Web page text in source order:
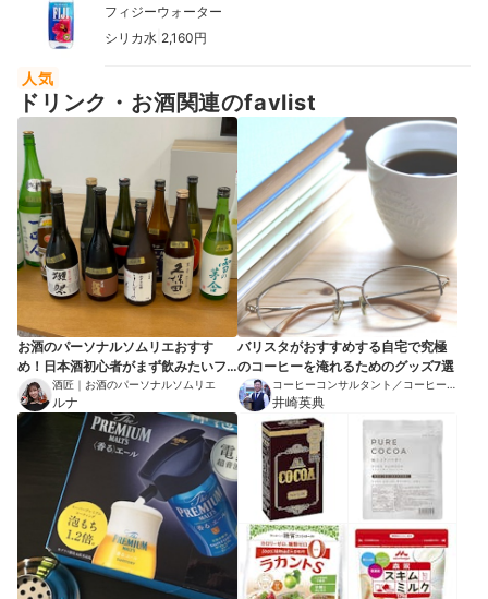
フィジーウォーター
シリカ水 2,160円
人気
ドリンク・お酒関連のfavlist
お酒のパーソナルソムリエおすす
め！日本酒初心者がまず飲みたいフ
ルーティな日本酒
酒匠｜お酒のパーソナルソムリエ
ルナ
バリスタがおすすめする自宅で究極
のコーヒーを淹れるためのグッズ7選
コーヒーコンサルタント／コーヒーエ
ヴァンジェリスト
井崎英典